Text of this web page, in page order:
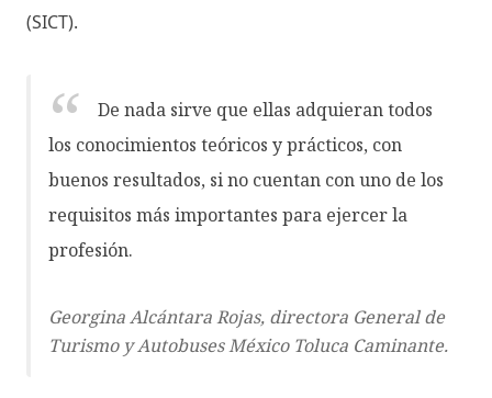
(SICT).
De nada sirve que ellas adquieran todos
los conocimientos teóricos y prácticos, con
buenos resultados, si no cuentan con uno de los
requisitos más importantes para ejercer la
profesión.
Georgina Alcántara Rojas, directora General de
Turismo y Autobuses México Toluca Caminante.